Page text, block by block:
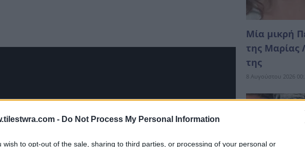
- Do Not Process My Personal Information
wish to opt-out of the sale, sharing to third parties, or processing of your personal or
Μία μικρή
της Μαρίας
της
8 Αυγούστου 2026